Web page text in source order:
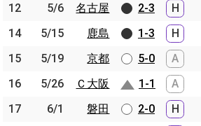
12
5/6 名古屋 2-3 H
14
5/15 鹿島 1-3 H
15
5/19 京都 5-0 A
16
5/26 Ｃ大阪 1-1 A
17
6/1 磐田 2-0 H
12
5/6
名古屋
14
5/15
鹿島
15
5/19
京都
16
5/26
Ｃ大阪
17
6/1
磐田